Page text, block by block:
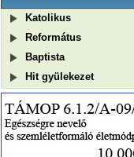
Katolikus
Református
Baptista
Hit gyülekezet